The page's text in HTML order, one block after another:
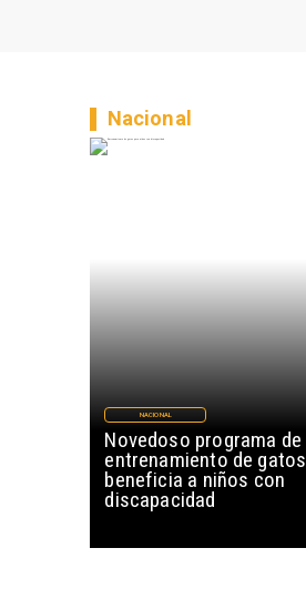
Novedoso programa de
entrenamiento de gatos
beneficia a niños con
discapacidad
NACIONAL
Nacional